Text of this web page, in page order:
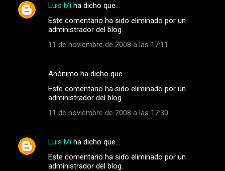
Luis Mi ha dicho que…
Este comentario ha sido eliminado por un
administrador del blog.
11 de noviembre de 2008 a las 17:11
Anónimo ha dicho que…
Este comentario ha sido eliminado por un
administrador del blog.
11 de noviembre de 2008 a las 17:30
Luis Mi ha dicho que…
Este comentario ha sido eliminado por un
administrador del blog.